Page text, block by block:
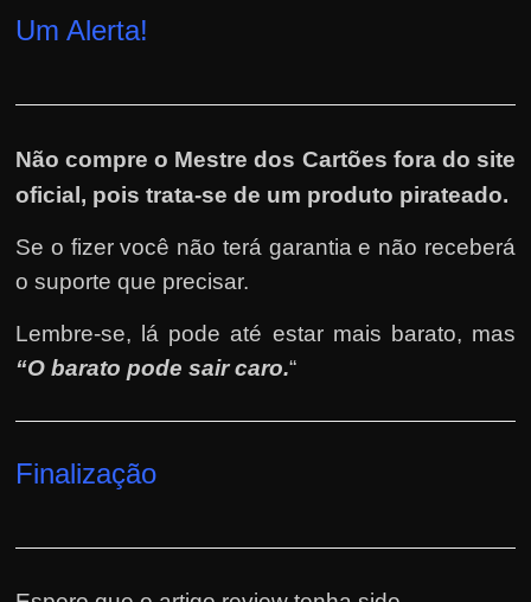
Um Alerta!
Não compre o Mestre dos Cartões fora do site
oficial, pois trata-se de um produto pirateado.
Se o fizer você não terá garantia e não receberá
o suporte que precisar.
Lembre-se, lá pode até estar mais barato, mas
“O barato pode sair caro.“
Finalização